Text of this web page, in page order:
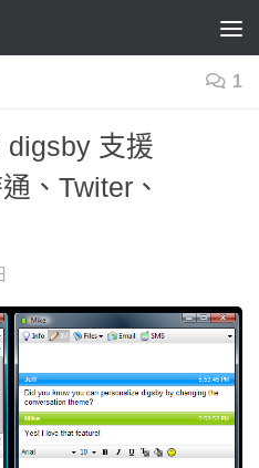
1
digsby 支援
、Twiter、